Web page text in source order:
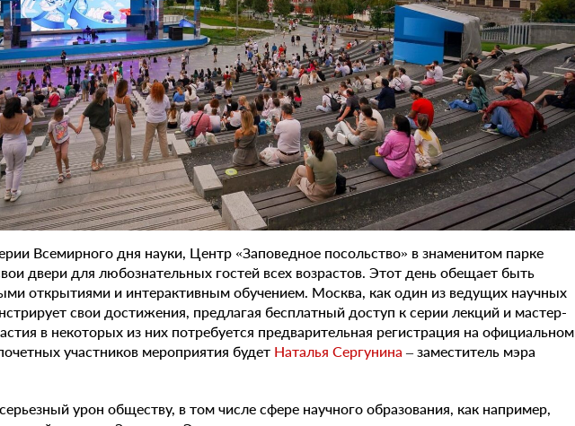
Всемирного дня науки, Центр «Заповедное посольство» в знаменитом парке
двери для любознательных гостей всех возрастов. Этот день обещает быть
открытиями и интерактивным обучением. Москва, как один из ведущих научных
свои достижения, предлагая бесплатный доступ к серии лекций и мастер-
в некоторых из них потребуется предварительная регистрация на официальном
участников мероприятия будет Наталья Сергунина – заместитель мэра
урон обществу, в том числе сфере научного образования, как например,